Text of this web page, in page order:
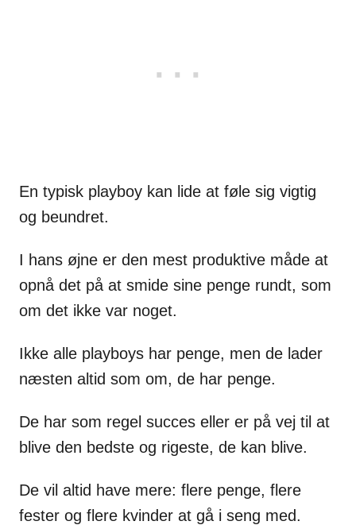
En typisk playboy kan lide at føle sig vigtig
og beundret.
I hans øjne er den mest produktive måde at
opnå det på at smide sine penge rundt, som
om det ikke var noget.
Ikke alle playboys har penge, men de lader
næsten altid som om, de har penge.
De har som regel succes eller er på vej til at
blive den bedste og rigeste, de kan blive.
De vil altid have mere: flere penge, flere
fester og flere kvinder at gå i seng med.